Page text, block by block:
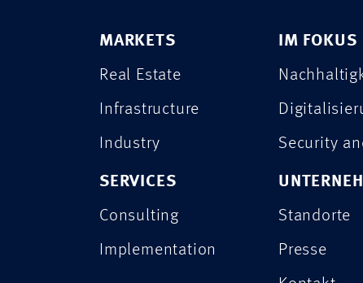
MARKETS
Real Estate
Infrastructure
Industry
SERVICES
Consulting
Implementation
IM FOKUS
Security
Standorte
Presse